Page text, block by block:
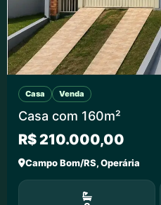
Casa Venda
Casa com 160m²
R$ 210.000,00
Campo Bom/RS, Operária